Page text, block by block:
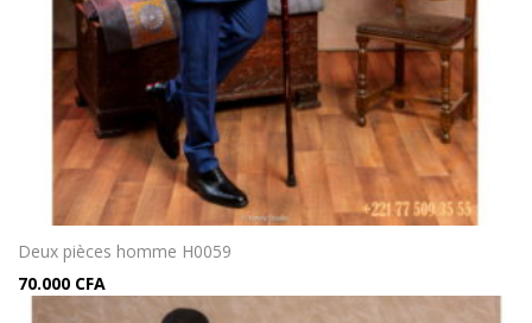
Deux pièces homme H0059
70.000 CFA